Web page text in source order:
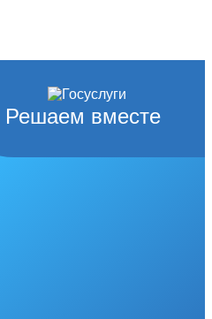
Решаем вместе